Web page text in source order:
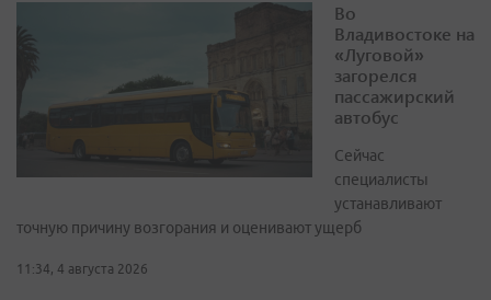
Во
Владивостоке на
«Луговой»
загорелся
пассажирский
автобус
Сейчас
специалисты
устанавливают
точную причину возгорания и оценивают ущерб
11:34, 4 августа 2026